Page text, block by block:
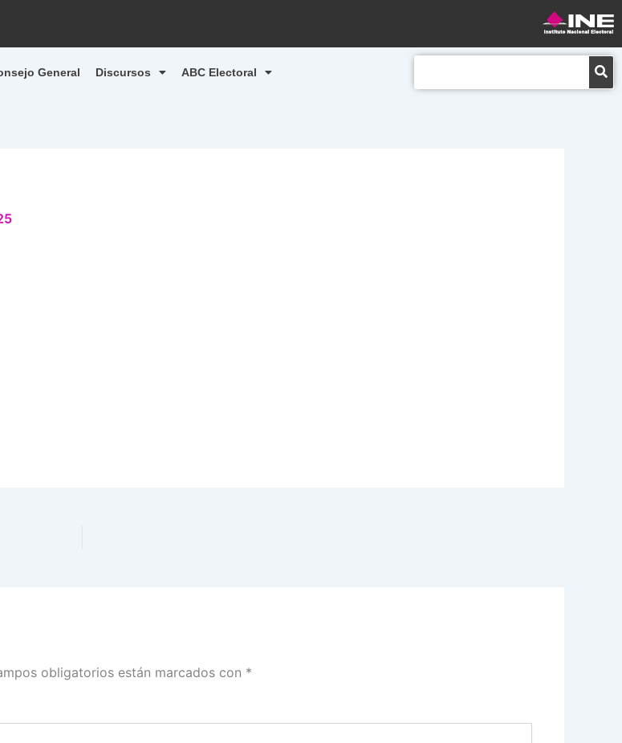
General Discursos ABC Electoral
obligatorios están marcados con *